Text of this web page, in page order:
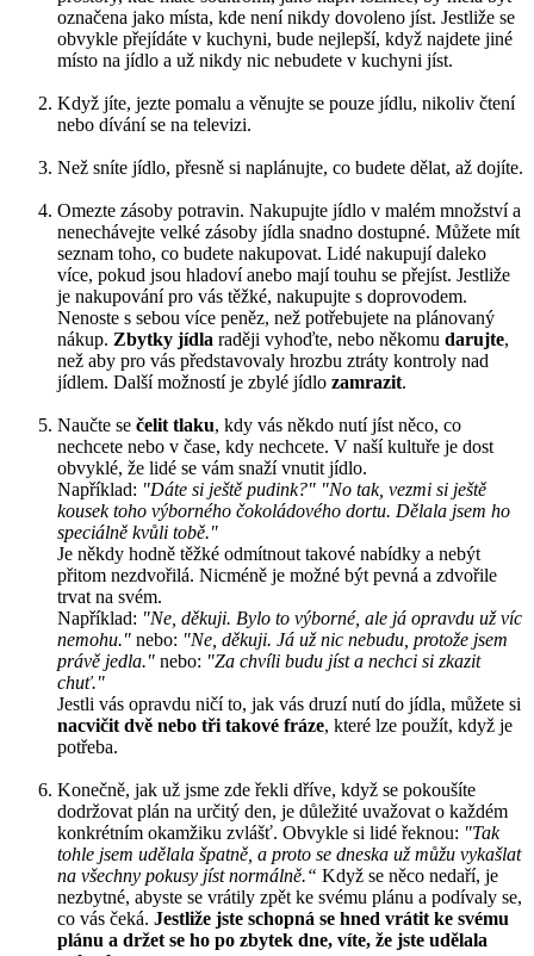
označena jako místa, kde není nikdy dovoleno jíst. Jestliže se
obvykle přejídáte v kuchyni, bude nejlepší, když najdete jiné
místo na jídlo a už nikdy nic nebudete v kuchyni jíst.
Když jíte, jezte pomalu a věnujte se pouze jídlu, nikoliv čtení
nebo dívání se na televizi.
Než sníte jídlo, přesně si naplánujte, co budete dělat, až dojíte.
Omezte zásoby potravin. Nakupujte jídlo v malém množství a
nenechávejte velké zásoby jídla snadno dostupné. Můžete mít
seznam toho, co budete nakupovat. Lidé nakupují daleko
více, pokud jsou hladoví anebo mají touhu se přejíst. Jestliže
je nakupování pro vás těžké, nakupujte s doprovodem.
Nenoste s sebou více peněz, než potřebujete na plánovaný
nákup. Zbytky jídla raději vyhoďte, nebo někomu darujte,
než aby pro vás představovaly hrozbu ztráty kontroly nad
jídlem. Další možností je zbylé jídlo zamrazit.
Naučte se čelit tlaku, kdy vás někdo nutí jíst něco, co
nechcete nebo v čase, kdy nechcete. V naší kultuře je dost
obvyklé, že lidé se vám snaží vnutit jídlo.
Například: "Dáte si ještě pudink?" "No tak, vezmi si ještě
kousek toho výborného čokoládového dortu. Dělala jsem ho
speciálně kvůli tobě."
Je někdy hodně těžké odmítnout takové nabídky a nebýt
přitom nezdvořilá. Nicméně je možné být pevná a zdvořile
trvat na svém.
Například: "Ne, děkuji. Bylo to výborné, ale já opravdu už víc
nemohu." nebo: "Ne, děkuji. Já už nic nebudu, protože jsem
právě jedla." nebo: "Za chvíli budu jíst a nechci si zkazit
chuť."
Jestli vás opravdu ničí to, jak vás druzí nutí do jídla, můžete si
nacvičit dvě nebo tři takové fráze, které lze použít, když je
potřeba.
Konečně, jak už jsme zde řekli dříve, když se pokoušíte
dodržovat plán na určitý den, je důležité uvažovat o každém
konkrétním okamžiku zvlášť. Obvykle si lidé řeknou: "Tak
tohle jsem udělala špatně, a proto se dneska už můžu vykašlat
na všechny pokusy jíst normálně.“ Když se něco nedaří, je
nezbytné, abyste se vrátily zpět ke svému plánu a podívaly se,
co vás čeká. Jestliže jste schopná se hned vrátit ke svému
plánu a držet se ho po zbytek dne, víte, že jste udělala